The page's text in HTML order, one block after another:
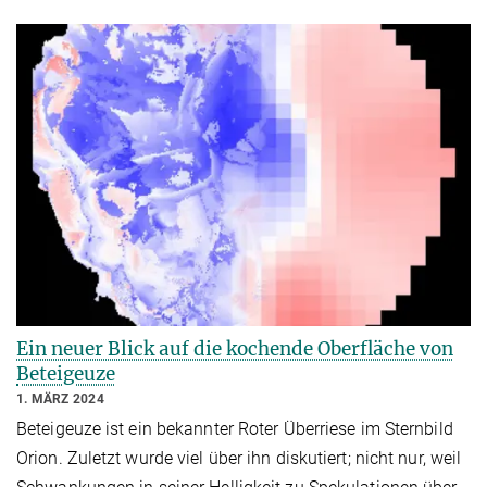
Ein neuer Blick auf die kochende Oberfläche von
Beteigeuze
1. MÄRZ 2024
Beteigeuze ist ein bekannter Roter Überriese im Sternbild
Orion. Zuletzt wurde viel über ihn diskutiert; nicht nur, weil